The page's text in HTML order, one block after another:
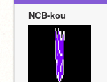
NCB-kou